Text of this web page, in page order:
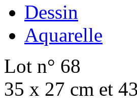
Dessin
Aquarelle
Lot n° 68
35 x 27 cm et